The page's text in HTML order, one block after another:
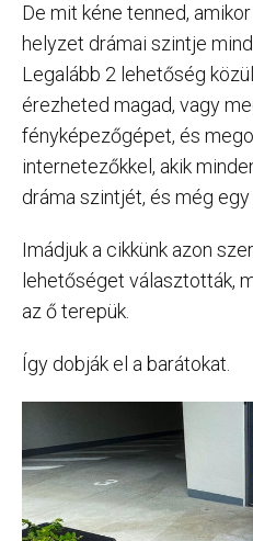
De mit kéne tenned,
helyzet drámai szintje
Legalább 2 lehetőség
érezheted magad, vagy
fényképezőgépet, és
internetezőkkel, akik
dráma szintjét, és még
Imádjuk a cikkünk azon
lehetőséget választották,
az ő terepük.
Így dobják el a barátokat.